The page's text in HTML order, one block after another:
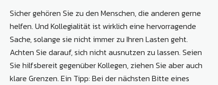
Sicher gehören Sie zu den Menschen, die anderen gerne
helfen. Und Kollegialität ist wirklich eine hervorragende
Sache, solange sie nicht immer zu Ihren Lasten geht.
Achten Sie darauf, sich nicht ausnutzen zu lassen. Seien
Sie hilfsbereit gegenüber Kollegen, ziehen Sie aber auch
klare Grenzen. Ein Tipp: Bei der nächsten Bitte eines